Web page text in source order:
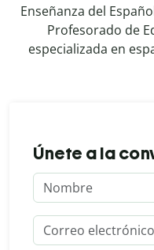
Enseñanza del
Profesorado de
especializada en
Únete a la